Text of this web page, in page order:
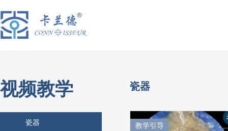
视频教学
瓷器
瓷器
教学引导